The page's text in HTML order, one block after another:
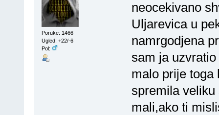
Poruke: 1466
Ugled: +22/-6
Pol:
neocekivano
Uljarevica u
namrgodjena
sam ja
malo prije toga
spremila veliku
mali,ako ti